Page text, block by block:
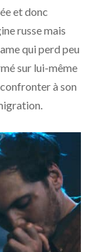
et donc
russe mais
qui perd peu
sur lui-même
à son